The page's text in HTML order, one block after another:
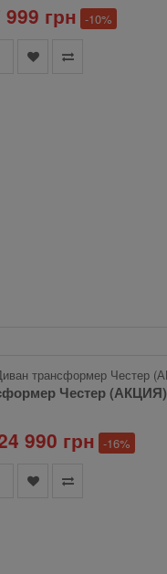
999 грн -10%
Честер (АКЦИЯ)
990 грн -16%